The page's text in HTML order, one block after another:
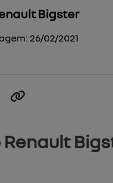
Bigster
26/02/2021
Renault